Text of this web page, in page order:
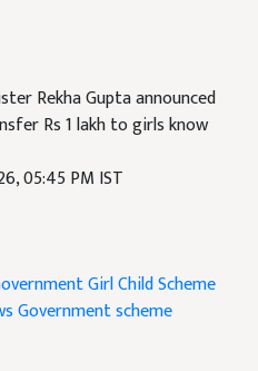
Rekha Gupta announced
Rs 1 lakh to girls know
05:45 PM IST
Girl Child Scheme
Government scheme